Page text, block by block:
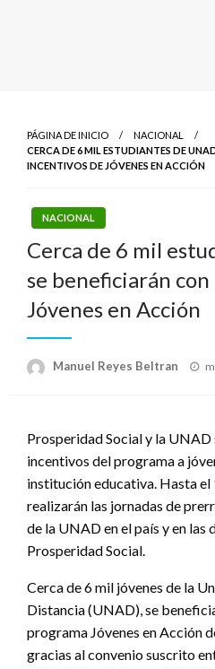
PÁGINA DE INICIO
NACIONAL
CERCA DE 6 MIL ESTUDIANTES DE
INCENTIVOS DE JÓVENES EN ACCIÓN
NACIONAL
Cerca de 6 mil
se beneficiarán
Jóvenes en Acción
Manuel Reyes Beltran
Prosperidad Social y la UNAD
incentivos del programa a
institución educativa. Hasta el
realizarán las jornadas de
de la UNAD en el país y en las
Prosperidad Social.
Cerca de 6 mil jóvenes de la
Distancia (UNAD), se
programa Jóvenes en Acción
gracias al convenio suscrito